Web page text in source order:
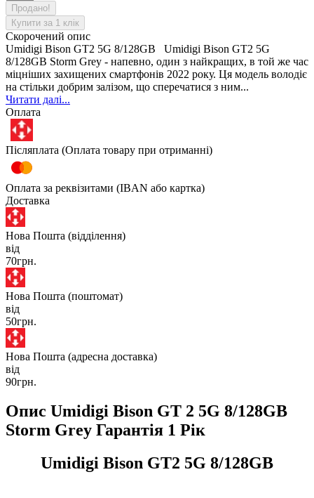
Продано!
Купити за 1 клiк
Скорочений опис
Umidigi Bison GT2 5G 8/128GB Umidigi Bison GT2 5G
8/128GB Storm Grey - напевно, один з найкращих, в той же час
міцніших захищених смартфонів 2022 року. Ця модель володіє
на стільки добрим залізом, що сперечатися з ним...
Читати далі...
Оплата
Післяплата (Оплата товару при отриманні)
Оплата за реквізитами (IBAN або картка)
Доставка
Нова Пошта (відділення)
від
70грн.
Нова Пошта (поштомат)
від
50грн.
Нова Пошта (адресна доставка)
від
90грн.
Опис Umidigi Bison GT 2 5G 8/128GB
Storm Grey Гарантія 1 Рік
Umidigi Bison GT2 5G 8/128GB